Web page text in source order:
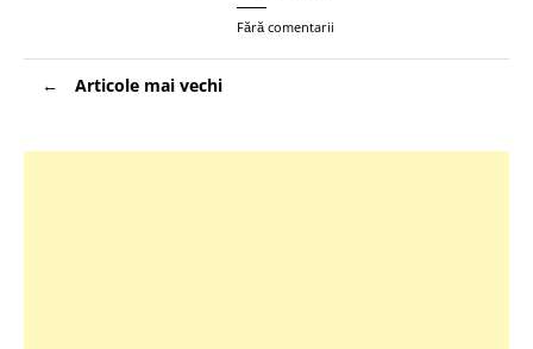
Fără comentarii
Navigare
în Articole mai vechi